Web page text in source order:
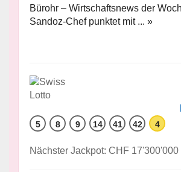
Bürohr – Wirtschaftsnews der
Sandoz-Chef punktet mit ... »
5 8 9 14 41 42 4
Nächster Jackpot: CHF 17'300'000